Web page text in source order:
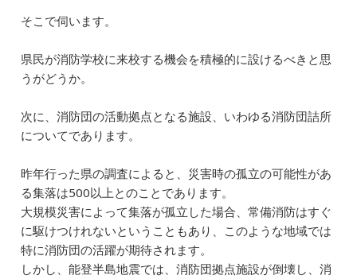
そこで伺います。
県民が消防学校に来校する機会を積極的に設けるべきと思
うがどうか。
次に、消防団の活動拠点となる施設、いわゆる消防団詰所
についてであります。
昨年行った県の調査によると、災害時の孤立の可能性があ
る集落は500以上とのことであります。
大規模災害によって集落が孤立した場合、常備消防はすぐ
に駆けつけれないということもあり、このような地域では
特に消防団の活躍が期待されます。
しかし、能登半島地震では、消防団拠点施設が倒壊し、消